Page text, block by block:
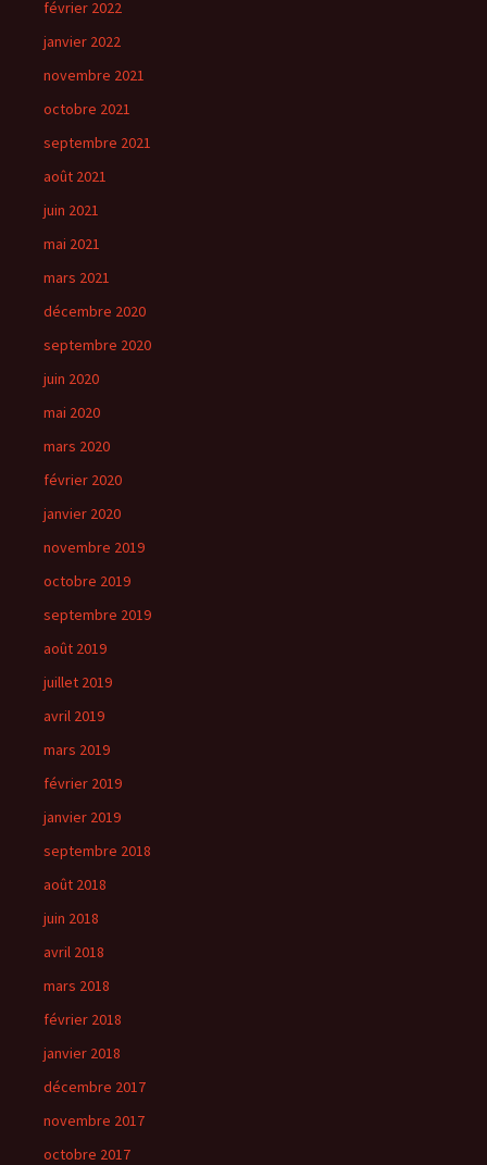
février 2022
janvier 2022
novembre 2021
octobre 2021
septembre 2021
août 2021
juin 2021
mai 2021
mars 2021
décembre 2020
septembre 2020
juin 2020
mai 2020
mars 2020
février 2020
janvier 2020
novembre 2019
octobre 2019
septembre 2019
août 2019
juillet 2019
avril 2019
mars 2019
février 2019
janvier 2019
septembre 2018
août 2018
juin 2018
avril 2018
mars 2018
février 2018
janvier 2018
décembre 2017
novembre 2017
octobre 2017